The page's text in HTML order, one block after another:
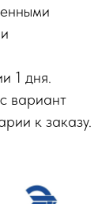
1 дня.
вариант
к заказу.